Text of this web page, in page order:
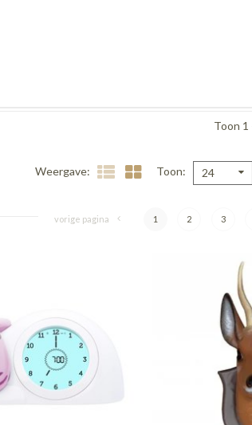
Toon 1
Weergave Toon 24
vorige pagina 1 2 3